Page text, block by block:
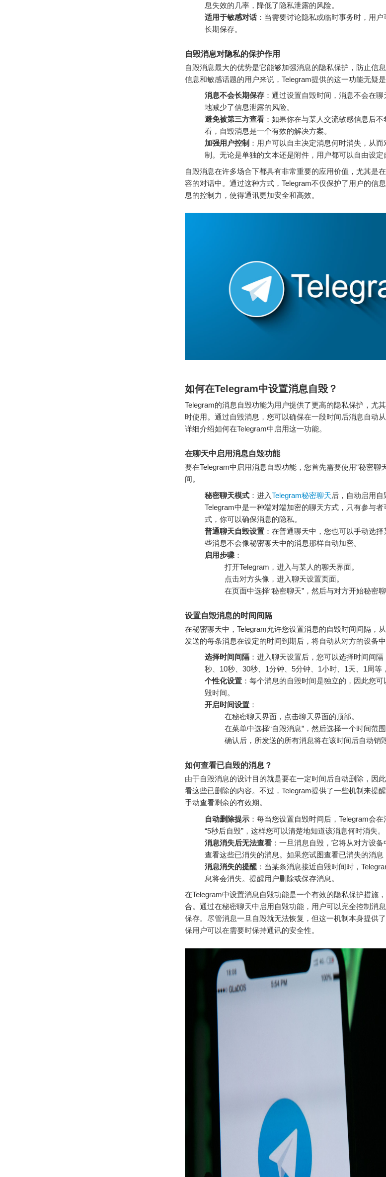
息失效的几率，降低了隐私泄露的风险。
适用于敏感对话：当需要讨论隐私或临时事务时，用
长期保存。
自毁消息对隐私的保护作用
自毁消息最大的优势是它能够加强消息的隐私保护，防止信
信息和敏感话题的用户来说，Telegram提供的这一功能无疑是
消息不会长期保存 ：通过设置自毁时间，消息不会在
地减少了信息泄露的风险。
避免被第三方查看 ：如果你在与某人交流敏感信息后
看，自毁消息是一个有效的解决方案。
加强用户控制 ：用户可以自主决定消息何时消失，从
制。无论是单独的文本还是附件，用户都可以自由设定
自毁消息在许多场合下都具有非常重要的应用价值，尤其是
容的对话中。通过这种方式，Telegram不仅保护了用户的信
息的控制力，使得通讯更加安全和高效。
如何在Telegram中设置消息自毁？
Telegram的消息自毁功能为用户提供了更高的隐私保护，尤
时使用。通过自毁消息，您可以确保在一段时间后消息自动
详细介绍如何在Telegram中启用这一功能。
在聊天中启用消息自毁功能
要在Telegram中启用消息自毁功能，您首先需要使用“秘密聊
间。
秘密聊天模式 ：进入Telegram秘密聊天后，自动启用
Telegram中是一种端对端加密的聊天方式，只有参与
式，你可以确保消息的隐私。
普通聊天自毁设置 ：在普通聊天中，您也可以手动选
些消息不会像秘密聊天中的消息那样自动加密。
启用步骤 ：
打开Telegram，进入与某人的聊天界面。
点击对方头像，进入聊天设置页面。
在页面中选择“秘密聊天”，然后与对方开始秘密聊
设置自毁消息的时间间隔
在秘密聊天中，Telegram允许您设置消息的自毁时间间隔，
发送的每条消息在设定的时间到期后，将自动从对方的设备中
选择时间间隔 ：进入聊天设置后，您可以选择时间间
秒、10秒、30秒、1分钟、5分钟、1小时、1天、1周等
个性化设置 ：每个消息的自毁时间是独立的，因此您
毁时间。
开启时间设置 ：
在秘密聊天界面，点击聊天界面的顶部。
在菜单中选择“自毁消息”，然后选择一个时间范围
确认后，所发送的所有消息将在该时间后自动销毁
如何查看已自毁的消息？
由于自毁消息的设计目的就是要在一定时间后自动删除，因
看这些已删除的内容。不过，Telegram提供了一些机制来提
手动查看剩余的有效期。
自动删除提示 ：每当您设置自毁时间后，Telegram会
“5秒后自毁”，这样您可以清楚地知道该消息何时消失。
消息消失后无法查看 ：一旦消息自毁，它将从对方设
查看这些已消失的消息。如果您试图查看已消失的消息
消息消失的提醒 ：当某条消息接近自毁时间时，
息将会消失。提醒用户删除或保存消息。
在Telegram中设置消息自毁功能是一个有效的隐私保护措施
合。通过在秘密聊天中启用自毁功能，用户可以完全控制消
保存。尽管消息一旦自毁就无法恢复，但这一机制本身提供
保用户可以在需要时保持通讯的安全性。